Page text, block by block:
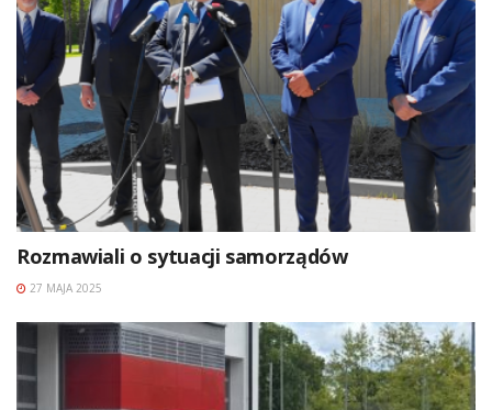
Rozmawiali o sytuacji samorządów
27 MAJA 2025